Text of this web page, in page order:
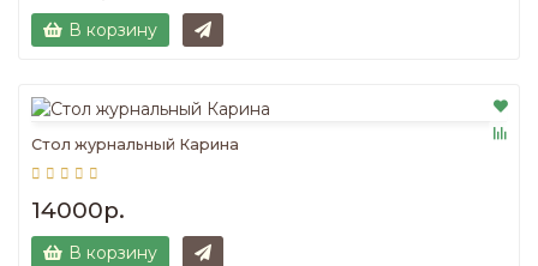
В корзину
Стол журнальный Карина
14000р.
В корзину